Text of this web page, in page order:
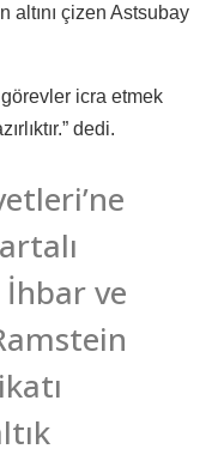
altını çizen Astsubay
icra etmek
dedi.
ve